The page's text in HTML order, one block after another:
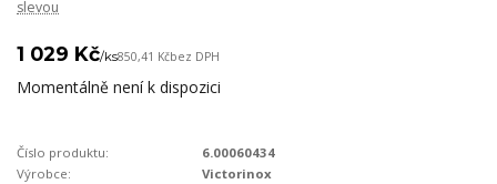
slevou
1 029 Kč/ks850,41 Kčbez DPH
Momentálně není k dispozici
Číslo produktu:
6.00060434
Výrobce:
Victorinox